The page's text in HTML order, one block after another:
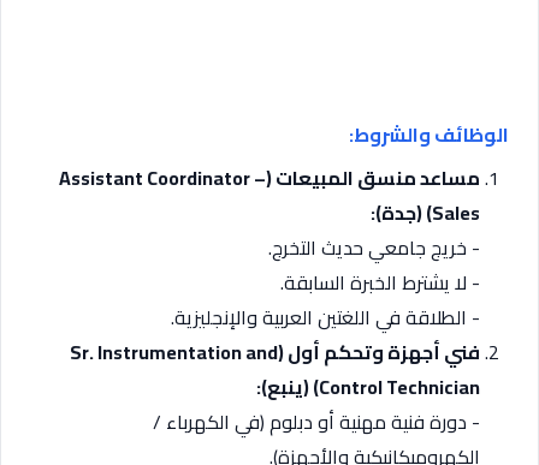
الوظائف والشروط:
مساعد منسق المبيعات (Assistant Coordinator –
Sales) (جدة):
­- خريج جامعي حديث التخرج.
­- لا يشترط الخبرة السابقة.
­- الطلاقة في اللغتين العربية والإنجليزية.
فني أجهزة وتحكم أول (Sr. Instrumentation and
Control Technician) (ينبع):
­- دورة فنية مهنية أو دبلوم (في الكهرباء /
الكهروميكانيكية والأجهزة).